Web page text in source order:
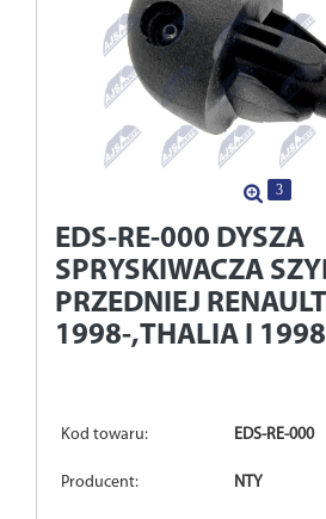
3
EDS-RE-000 DYSZA
SPRYSKIWACZA
PRZEDNIEJ
1998-,THALIA I
Kod towaru: EDS-RE-000
Producent: NTY